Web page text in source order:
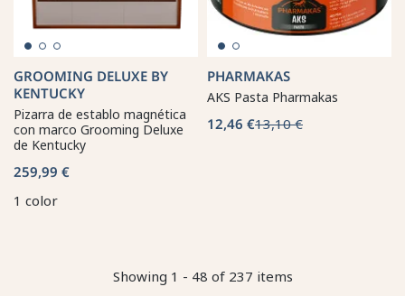
GROOMING DELUXE BY
KENTUCKY
Pizarra de establo magnética
con marco Grooming Deluxe
de Kentucky
259,99 €
1 color
PHARMAKAS
AKS Pasta Pharmakas
12,46 €13,10 €
Showing 1 - 48 of 237 items